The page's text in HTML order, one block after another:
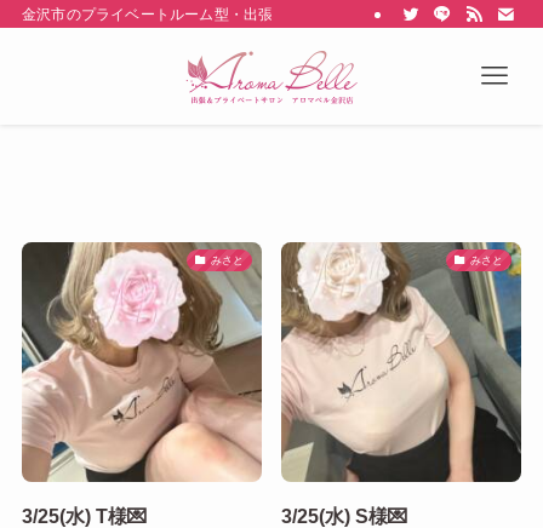
金沢市のプライベートルーム型・出張型のメンズエステ Aroma belle（アロ
みさと
3/25(水) T様💌
みさと
3/25(水) S様💌